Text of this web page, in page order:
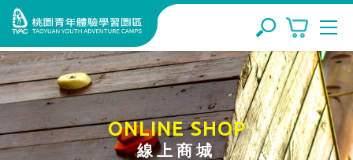
ONLINE SHOP
線上商城